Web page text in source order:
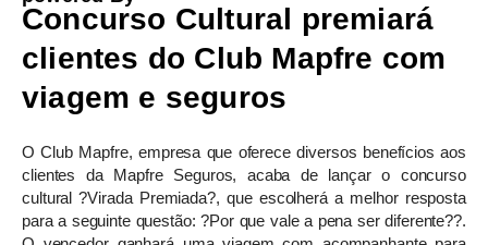
Concurso Cultural premiará
clientes do Club Mapfre com
viagem e seguros
O Club Mapfre, empresa que oferece diversos benefícios aos
clientes da Mapfre Seguros, acaba de lançar o concurso
cultural ?Virada Premiada?, que escolherá a melhor resposta
para a seguinte questão: ?Por que vale a pena ser diferente??.